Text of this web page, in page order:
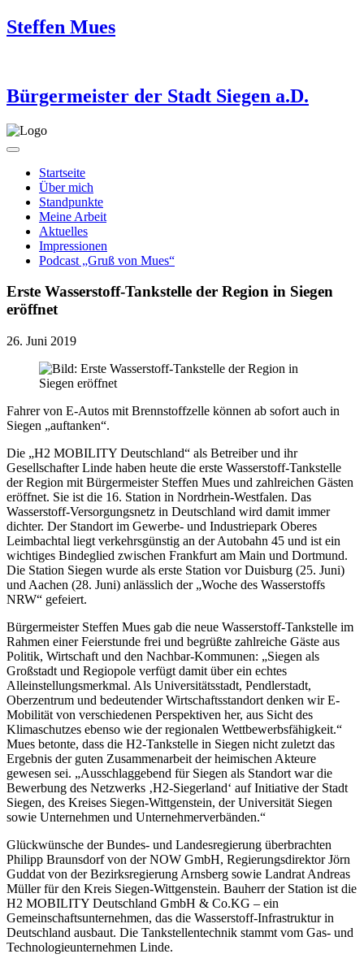
Steffen Mues
Bürgermeister der Stadt Siegen a.D.
Startseite
Über mich
Standpunkte
Meine Arbeit
Aktuelles
Impressionen
Podcast „Gruß von Mues“
Erste Wasserstoff-Tankstelle der Region in Siegen
eröffnet
26. Juni 2019
Fahrer von E-Autos mit Brennstoffzelle können ab sofort auch in
Siegen „auftanken“.
Die „H2 MOBILITY Deutschland“ als Betreiber und ihr
Gesellschafter Linde haben heute die erste Wasserstoff-Tankstelle
der Region mit Bürgermeister Steffen Mues und zahlreichen Gästen
eröffnet. Sie ist die 16. Station in Nordrhein-Westfalen. Das
Wasserstoff-Versorgungsnetz in Deutschland wird damit immer
dichter. Der Standort im Gewerbe- und Industriepark Oberes
Leimbachtal liegt verkehrsgünstig an der Autobahn 45 und ist ein
wichtiges Bindeglied zwischen Frankfurt am Main und Dortmund.
Die Station Siegen wurde als erste Station vor Duisburg (25. Juni)
und Aachen (28. Juni) anlässlich der „Woche des Wasserstoffs
NRW“ gefeiert.
Bürgermeister Steffen Mues gab die neue Wasserstoff-Tankstelle im
Rahmen einer Feierstunde frei und begrüßte zahlreiche Gäste aus
Politik, Wirtschaft und den Nachbar-Kommunen: „Siegen als
Großstadt und Regiopole verfügt damit über ein echtes
Alleinstellungsmerkmal. Als Universitätsstadt, Pendlerstadt,
Oberzentrum und bedeutender Wirtschaftsstandort denken wir E-
Mobilität von verschiedenen Perspektiven her, aus Sicht des
Klimaschutzes ebenso wie der regionalen Wettbewerbsfähigkeit.“
Mues betonte, dass die H2-Tankstelle in Siegen nicht zuletzt das
Ergebnis der guten Zusammenarbeit der heimischen Akteure
gewesen sei. „Ausschlaggebend für Siegen als Standort war die
Bewerbung des Netzwerks ‚H2-Siegerland‘ auf Initiative der Stadt
Siegen, des Kreises Siegen-Wittgenstein, der Universität Siegen
sowie Unternehmen und Unternehmerverbänden.“
Glückwünsche der Bundes- und Landesregierung überbrachten
Philipp Braunsdorf von der NOW GmbH, Regierungsdirektor Jörn
Guddat von der Bezirksregierung Arnsberg sowie Landrat Andreas
Müller für den Kreis Siegen-Wittgenstein. Bauherr der Station ist die
H2 MOBILITY Deutschland GmbH & Co.KG – ein
Gemeinschaftsunternehmen, das die Wasserstoff-Infrastruktur in
Deutschland ausbaut. Die Tankstellentechnik stammt vom Gas- und
Technologieunternehmen Linde.